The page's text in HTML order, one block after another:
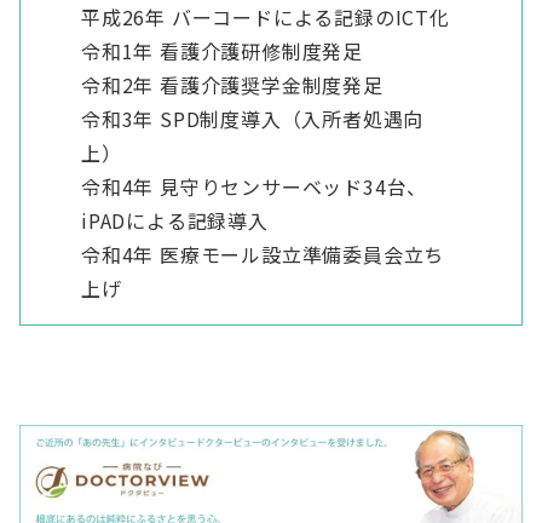
平成26年 バーコードによる記録のICT化
令和1年 看護介護研修制度発足
令和2年 看護介護奨学金制度発足
令和3年 SPD制度導入（入所者処遇向
上）
令和4年 見守りセンサーベッド34台、
iPADによる記録導入
令和4年 医療モール設立準備委員会立ち
上げ